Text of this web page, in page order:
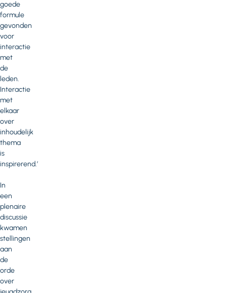
goede
formule
gevonden
voor
interactie
met
de
leden.
Interactie
met
elkaar
over
inhoudelijk
thema
is
inspirerend.’
In
een
plenaire
discussie
kwamen
stellingen
aan
de
orde
over